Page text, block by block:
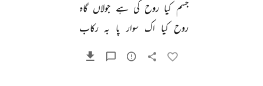
جسم کیا روح کی ہے جولاں گاہ
روح کیا اک سوار پا بہ رکاب